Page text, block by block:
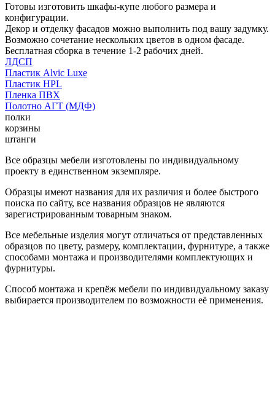
Готовы изготовить шкафы-купе любого размера и
конфигурации.
Декор и отделку фасадов можно выполнить под вашу задумку.
Возможно сочетание нескольких цветов в одном фасаде.
Бесплатная сборка в течение 1-2 рабочих дней.
ЛДСП
Пластик Alvic Luxe
Пластик HPL
Пленка ПВХ
Полотно АГТ (МДФ)
полки
корзины
штанги
Все образцы мебели изготовлены по индивидуальному
проекту в единственном экземпляре.
Образцы имеют названия для их различия и более быстрого
поиска по сайту, все названия образцов не являются
зарегистрированным товарным знаком.
Все мебельные изделия могут отличаться от представленных
образцов по цвету, размеру, комплектации, фурнитуре, а также
способами монтажа и производителями комплектующих и
фурнитуры.
Способ монтажа и крепёж мебели по индивидуальному заказу
выбирается производителем по возможности её применения.